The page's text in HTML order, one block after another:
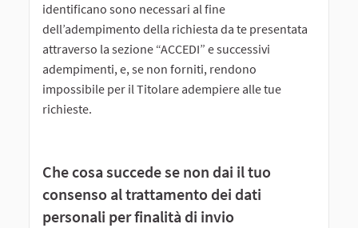
identificano sono necessari al fine
dell’adempimento della richiesta da te presentata
attraverso la sezione “ACCEDI” e successivi
adempimenti, e, se non forniti, rendono
impossibile per il Titolare adempiere alle tue
richieste.
Che cosa succede se non dai il tuo
consenso al trattamento dei dati
personali per finalità di invio